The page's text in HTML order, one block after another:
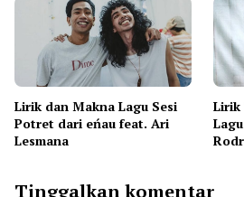
Lirik dan Makna Lagu Sesi
Potret dari eńau feat. Ari
Lesmana
Lirik
Tinggalkan komentar